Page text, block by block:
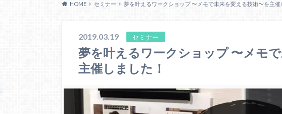
HOME セミナー 夢を叶えるワークショップ 〜メモで未来を変える技術〜を主催
2019.03.19 セミナー
夢を叶えるワークショップ 〜メモ
主催しました！